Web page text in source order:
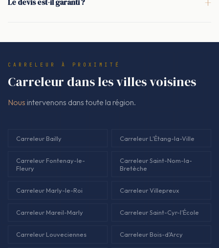
drainage, joints de dilatation et traitement des rives. Sans ça,
Le devis est-il garanti ?
carrelage, joints, finitions. Le montant facturé correspond au
CARRELEUR À PROXIMITÉ
Carreleur dans les villes voisines
Nous intervenons dans toute la région.
Carreleur Bailly Carreleur L'Étang-la-Ville
Carreleur Fontenay-le-
Fleury
Carreleur Saint-Nom-la-
Bretèche
Carreleur Marly-le-Roi Carreleur Villepreux
Carreleur Mareil-Marly Carreleur Saint-Cyr-l'École
Carreleur Louveciennes Carreleur Bois-d'Arcy